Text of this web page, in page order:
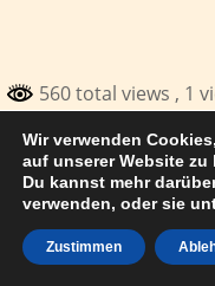
560 total views , 1
© 2017
Wir verwenden
auf unserer Website zu
Du kannst mehr
verwenden, oder sie
Zustimmen